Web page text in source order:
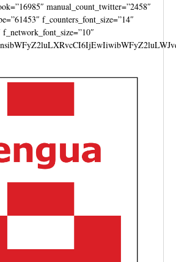
manual_count_twitter=”2458″
f_counters_font_size=”14″